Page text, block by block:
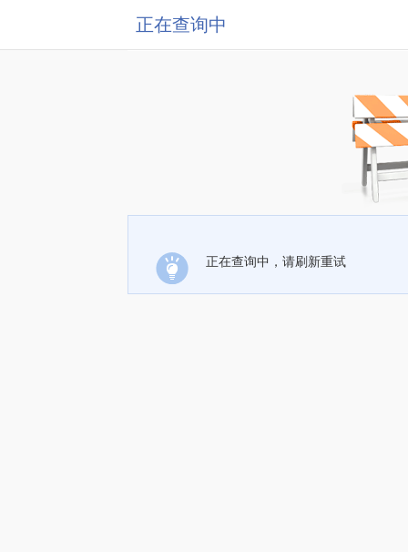
正在查询中
正在查询中，请刷新重试